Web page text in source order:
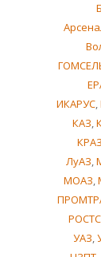
ИКАРУС,
КАЗ,
КРАЗ
ЛуАЗ,
МОАЗ,
УАЗ,